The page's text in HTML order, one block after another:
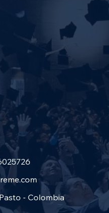
- Colombia